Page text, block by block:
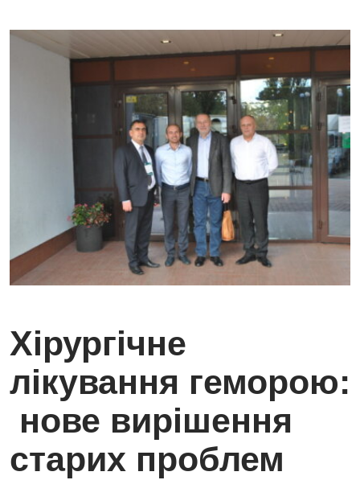
Хірургічне
лікування геморою:
нове вирішення
старих проблем